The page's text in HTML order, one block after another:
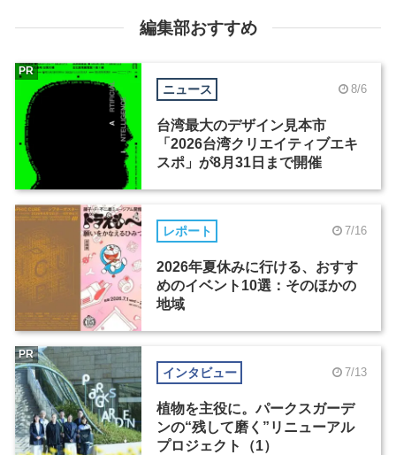
編集部おすすめ
ニュース 8/6
台湾最大のデザイン見本市
「2026台湾クリエイティブエキ
スポ」が8月31日まで開催
PR
レポート 7/16
2026年夏休みに行ける、おすす
めのイベント10選：そのほかの
地域
インタビュー 7/13
植物を主役に。パークスガーデ
ンの“残して磨く”リニューアル
プロジェクト（1）
PR